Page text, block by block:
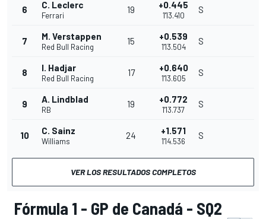
6 C. Leclerc
Ferrari
19 +0.445
1'13.410
S
7 M. Verstappen
Red Bull Racing
15 +0.539
1'13.504
S
8 I. Hadjar
Red Bull Racing
17 +0.640
1'13.605
S
9 A. Lindblad
RB
19 +0.772
1'13.737
S
10 C. Sainz
Williams
24 +1.571
1'14.536
S
VER LOS RESULTADOS COMPLETOS
Fórmula 1 - GP de Canadá - SQ2